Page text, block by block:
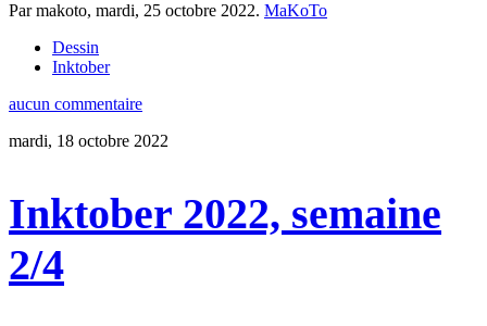
Par makoto, mardi, 25 octobre 2022. MaKoTo
Dessin
Inktober
aucun commentaire
mardi, 18 octobre 2022
Inktober 2022, semaine
2/4